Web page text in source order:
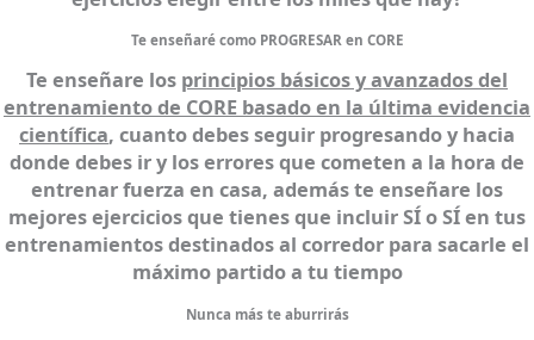
Te enseñaré como PROGRESAR en CORE
Te enseñare los principios básicos y avanzados del
entrenamiento de CORE basado en la última evidencia
científica, cuanto debes seguir progresando y hacia
donde debes ir y los errores que cometen a la hora de
entrenarfuerza en casa, además te enseñare los
mejores ejercicios que tienes que incluir SÍ o SÍ en tus
entrenamientos destinados al corredor para sacarle el
máximo partido a tu tiempo
Nunca más te aburrirás